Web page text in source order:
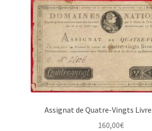
Assignat de Quatre-Vingts
160,00€